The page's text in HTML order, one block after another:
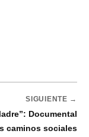
SIGUIENTE →
Documental
caminos sociales